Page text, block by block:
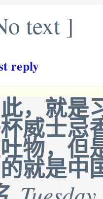
text ]
reply
，就是
威士忌
物，但
就是中